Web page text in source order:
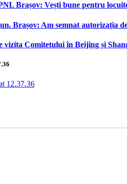
Brașov: Vești bune pentru
Brașov: Am semnat autorizația
vizita Comitetului în Beijing și